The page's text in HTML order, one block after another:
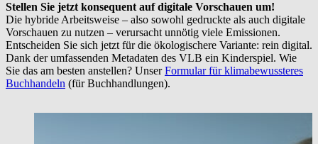
Stellen Sie jetzt konsequent auf digitale Vorschauen um!
Die hybride Arbeitsweise – also sowohl gedruckte als auch digitale
Vorschauen zu nutzen – verursacht unnötig viele Emissionen.
Entscheiden Sie sich jetzt für die ökologischere Variante: rein digital.
Dank der umfassenden Metadaten des VLB ein Kinderspiel. Wie
Sie das am besten anstellen? UnserFormular für klimabewussteres
Buchhandeln (für Buchhandlungen).